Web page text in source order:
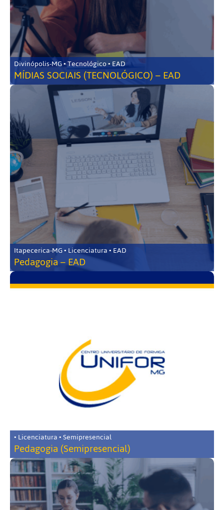
Divinópolis-MG • Tecnológico • EAD
MÍDIAS SOCIAIS (TECNOLÓGICO) – EAD
Itapecerica-MG • Licenciatura • EAD
Pedagogia – EAD
• Licenciatura • Semipresencial
Pedagogia (Semipresencial)